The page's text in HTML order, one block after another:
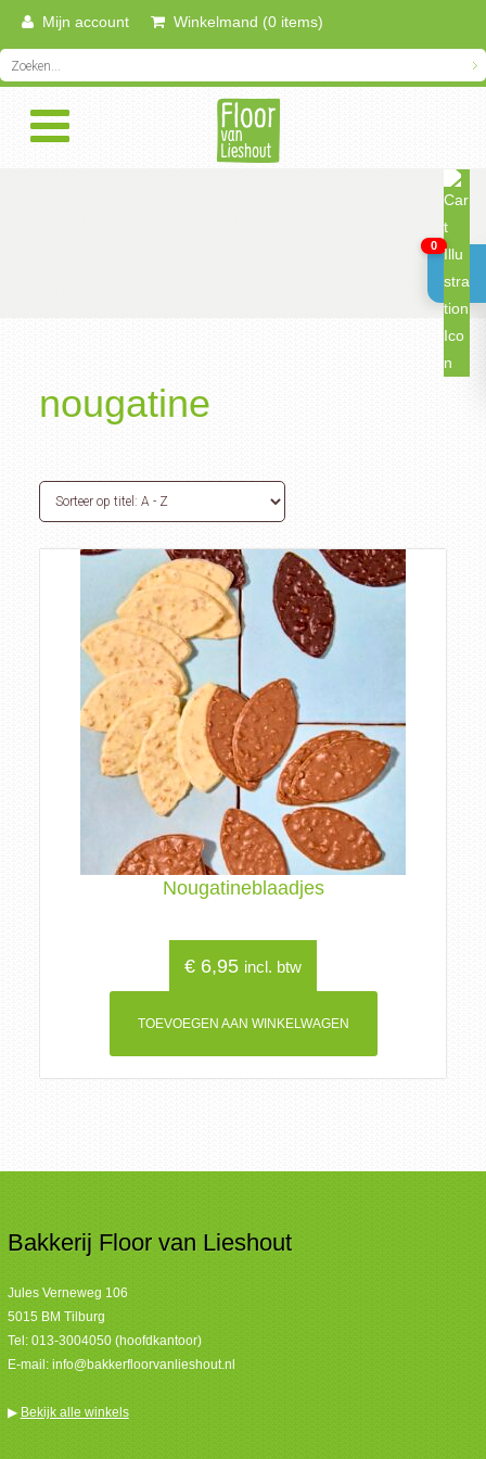
Mijn account Winkelmand (0 items)
nougatine
Nougatineblaadjes
€ 6,95 incl. btw
TOEVOEGEN AAN WINKELWAGEN
Bakkerij Floor van Lieshout
Jules Verneweg 106
5015 BM Tilburg
Tel: 013-3004050 (hoofdkantoor)
E-mail: info@bakkerfloorvanlieshout.nl
▶ Bekijk alle winkels
0